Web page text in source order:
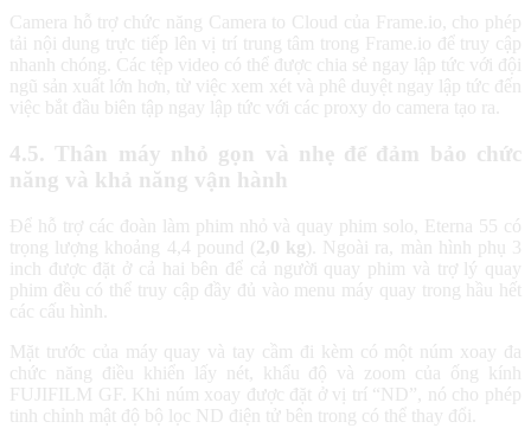
Camera hỗ trợ chức năng Camera to Cloud của Frame.io, cho phép
tải nội dung trực tiếp lên vị trí trung tâm trong Frame.io để truy cập
nhanh chóng. Các tệp video có thể được chia sẻ ngay lập tức với đội
ngũ sản xuất lớn hơn, từ việc xem xét và phê duyệt ngay lập tức đến
việc bắt đầu biên tập ngay lập tức với các proxy do camera tạo ra.
4.5. Thân máy nhỏ gọn và nhẹ để đảm bảo chức
năng và khả năng vận hành
Để hỗ trợ các đoàn làm phim nhỏ và quay phim solo, Eterna 55 có
trọng lượng khoảng 4,4 pound ( 2,0 kg ). Ngoài ra, màn hình phụ 3
inch được đặt ở cả hai bên để cả người quay phim và trợ lý quay
phim đều có thể truy cập đầy đủ vào menu máy quay trong hầu hết
các cấu hình.
Mặt trước của máy quay và tay cầm đi kèm có một núm xoay đa
chức năng điều khiển lấy nét, khẩu độ và zoom của ống kính
FUJIFILM GF. Khi núm xoay được đặt ở vị trí “ND”, nó cho phép
tinh chỉnh mật độ bộ lọc ND điện tử bên trong có thể thay đổi.